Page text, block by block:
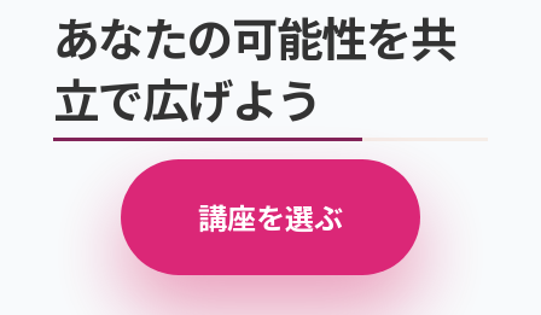
あなたの可能性を共
立で広げよう
講座を選ぶ